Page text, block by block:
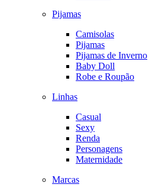
Pijamas
Camisolas
Pijamas
Pijamas de Inverno
Baby Doll
Robe e Roupão
Linhas
Casual
Sexy
Renda
Personagens
Maternidade
Marcas